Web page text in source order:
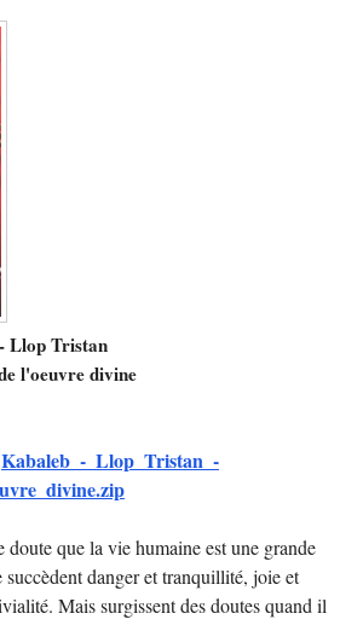
Llop Tristan
l'oeuvre divine
Kabaleb_-_Llop_Tristan_-
que la vie humaine est une grande
succèdent danger et tranquillité, joie et
Mais surgissent des doutes quand il